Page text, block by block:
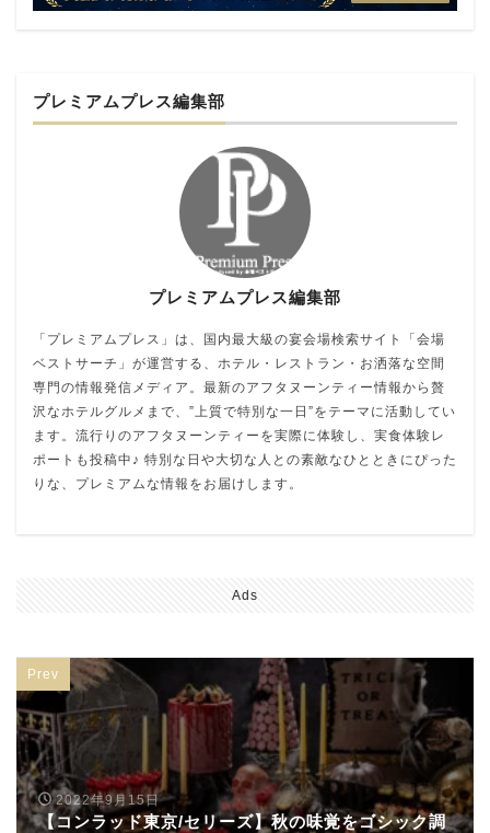
プレミアムプレス編集部
プレミアムプレス編集部
「プレミアムプレス」は、国内最大級の宴会場検索サイト「会場
ベストサーチ」が運営する、ホテル・レストラン・お洒落な空間
専門の情報発信メディア。最新のアフタヌーンティー情報から贅
沢なホテルグルメまで、”上質で特別な一日”をテーマに活動してい
ます。流行りのアフタヌーンティーを実際に体験し、実食体験レ
ポートも投稿中♪ 特別な日や大切な人との素敵なひとときにぴった
りな、プレミアムな情報をお届けします。
Ads
Prev
2022年9月15日
【コンラッド東京/セリーズ】秋の味覚をゴシック調